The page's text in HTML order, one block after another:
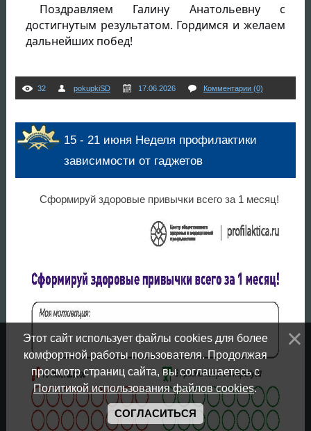
Поздравляем Галину Анатольевну с
достигнутым результатом. Гордимся и желаем
дальнейших побед!
32 pokupkiSD 17.06.2026 Комментарии (0)
15 - 21 июня Неделя профилактики
зависимости от гаджетов
Сформируй здоровые привычки всего за 1 месяц!
Этот сайт использует файлы cookies для более
комфортной работы пользователя. Продолжая
просмотр страниц сайта, вы соглашаетесь с
Политикой использования файлов cookies.
СОГЛАСИТЬСЯ